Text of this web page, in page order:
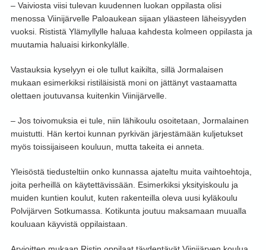
– Vaiviosta viisi tulevan kuudennen luokan oppilasta olisi
menossa Viinijärvelle Paloaukean sijaan yläasteen läheisyyden
vuoksi. Rististä Ylämyllylle haluaa kahdesta kolmeen oppilasta ja
muutamia haluaisi kirkonkylälle.
Vastauksia kyselyyn ei ole tullut kaikilta, sillä Jormalaisen
mukaan esimerkiksi ristiläisistä moni on jättänyt vastaamatta
olettaen joutuvansa kuitenkin Viinijärvelle.
– Jos toivomuksia ei tule, niin lähikoulu osoitetaan, Jormalainen
muistutti. Hän kertoi kunnan pyrkivän järjestämään kuljetukset
myös toissijaiseen kouluun, mutta takeita ei anneta.
Yleisöstä tiedusteltiin onko kunnassa ajateltu muita vaihtoehtoja,
joita perheillä on käytettävissään. Esimerkiksi yksityiskoulu ja
muiden kuntien koulut, kuten rakenteilla oleva uusi kyläkoulu
Polvijärven Sotkumassa. Kotikunta joutuu maksamaan muualla
kouluaan käyvistä oppilaistaan.